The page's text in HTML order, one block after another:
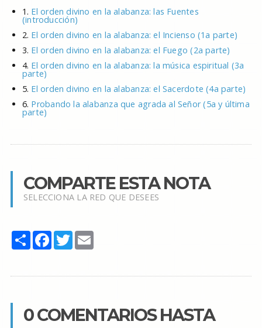
1. El orden divino en la alabanza: las Fuentes
(introducción)
2. El orden divino en la alabanza: el Incienso (1a parte)
3. El orden divino en la alabanza: el Fuego (2a parte)
4. El orden divino en la alabanza: la música espiritual (3a
parte)
5. El orden divino en la alabanza: el Sacerdote (4a parte)
6. Probando la alabanza que agrada al Señor (5a y última
parte)
COMPARTE ESTA NOTA
SELECCIONA LA RED QUE DESEES
Share Facebook
TwitterEmail
0 COMENTARIOS HASTA